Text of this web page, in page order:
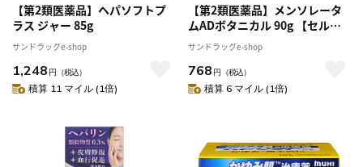
【第2類医薬品】ヘパソフトプ
ラス ジャー 85g
サンドラッグe-shop
1,248 円 （税込）
積算 11 マイル (1倍)
【第2類医薬品】メンソレータ
ムADボタニカル 90g 【セルフ
メディケーション税制対象】
サンドラッグe-shop
768 円 （税込）
積算 6 マイル (1倍)